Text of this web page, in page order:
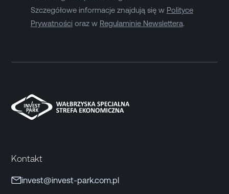
Szczegółowe informacje znajdują się w Polityce
Prywatności oraz w Regulaminie Newslettera.
Kontakt
invest@invest-park.com.pl